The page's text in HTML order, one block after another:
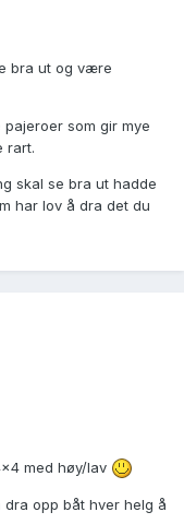
bra ut og være
som gir mye
rart.
skal se bra ut hadde
har lov å dra det du
med høy/lav
dra opp båt hver helg å